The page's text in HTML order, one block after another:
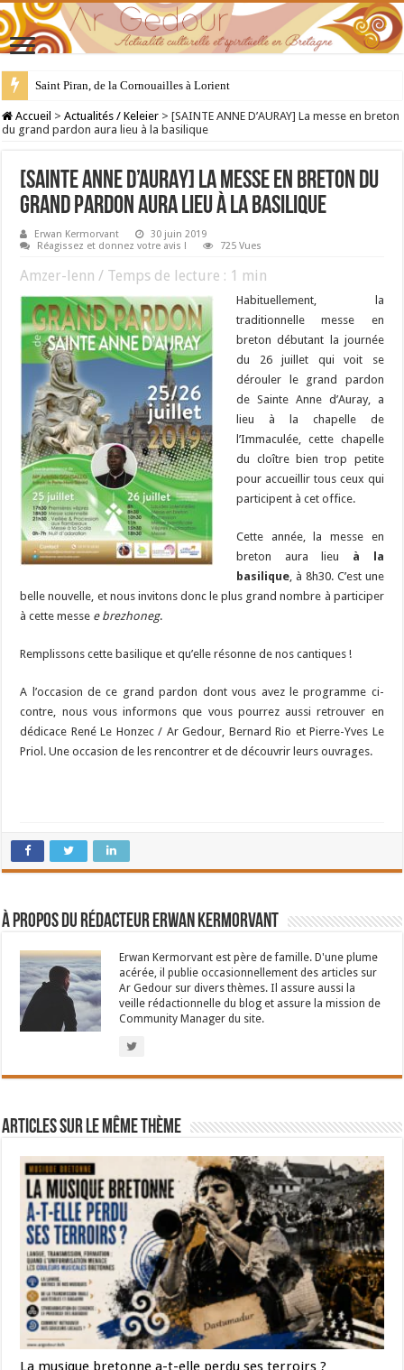
Saint Piran, de la Cornouailles à Lorient
28 juillet : Saint Samson de Dol, père de la Bretagne chrétienne
Accueil > Actualités / Keleier > [SAINTE ANNE D’AURAY] La messe en breton
du grand pardon aura lieu à la basilique
[SAINTE ANNE D’AURAY] La messe en breton du
grand pardon aura lieu à la basilique
Erwan Kermorvant
30 juin 2019
Réagissez et donnez votre avis !
725 Vues
Amzer-lenn / Temps de lecture : 1 min
Habituellement, la
traditionnelle messe en
breton débutant la journée
du 26 juillet qui voit se
dérouler le grand pardon
de Sainte Anne d’Auray, a
lieu à la chapelle de
l’Immaculée, cette chapelle
du cloître bien trop petite
pour accueillir tous ceux qui
participent à cet office.
Cette année, la messe en
breton aura lieu à la
basilique , à 8h30. C’est une
belle nouvelle, et nous invitons donc le plus grand nombre à participer
à cette messe e brezhoneg.
Remplissons cette basilique et qu’elle résonne de nos cantiques !
A l’occasion de ce grand pardon dont vous avez le programme ci-
contre, nous vous informons que vous pourrez aussi retrouver en
dédicace René Le Honzec / Ar Gedour, Bernard Rio et Pierre-Yves Le
Priol. Une occasion de les rencontrer et de découvrir leurs ouvrages.
À propos du rédacteur Erwan Kermorvant
Erwan Kermorvant est père de famille. D'une plume
acérée, il publie occasionnellement des articles sur
Ar Gedour sur divers thèmes. Il assure aussi la
veille rédactionnelle du blog et assure la mission de
Community Manager du site.
Articles sur le même thème